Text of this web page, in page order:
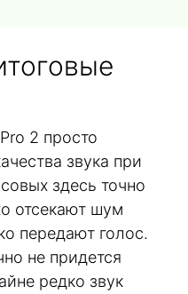
2 просто
звука при
здесь точно
отсекают шум
передают голос.
не придется
редко звук